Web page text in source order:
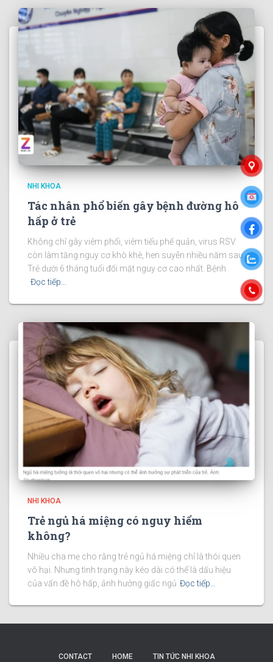
NHI KHOA
Tác nhân phổ biến gây bệnh đường hô
hấp ở trẻ
Không chỉ gây viêm phổi, viêm tiểu phế quản, virus RSV
còn làm tăng nguy cơ khò khè, hen suyễn nhiều năm sau.
Trẻ dưới 6 tháng tuổi đối mặt nguy cơ cao nhất. Bệnh
Đọc tiếp…
NHI KHOA
Trẻ ngủ há miệng có nguy hiểm
không?
Nhiều cha mẹ cho rằng trẻ ngủ há miệng chỉ là thói quen
vô hại. Nhưng tình trạng này kéo dài có thể là dấu hiệu
của vấn đề hô hấp, ảnh hưởng giấc ngủ Đọc tiếp…
CONTACT HOME TIN TỨC NHI KHOA